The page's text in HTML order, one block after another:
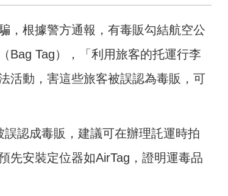
，根據警方通報，有毒販勾結航空公
Bag Tag），「利用旅客的托運行李
活動，害這些旅客被誤認為毒販，可
認成毒販，建議可在辦理託運時拍
先安裝定位器如AirTag，證明運毒品